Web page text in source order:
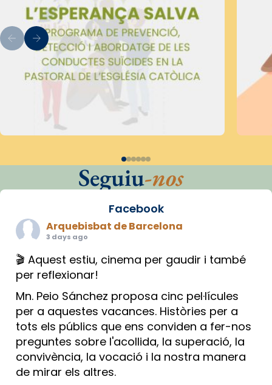
Seguiu-nos
Facebook
Arquebisbat de Barcelona
3 days ago
🎬 Aquest estiu, cinema per gaudir i també
per reflexionar!
Mn. Peio Sánchez proposa cinc pel·lícules
per a aquestes vacances. Històries per a
tots els públics que ens conviden a fer-nos
preguntes sobre l'acollida, la superació, la
convivència, la vocació i la nostra manera
de mirar els altres.